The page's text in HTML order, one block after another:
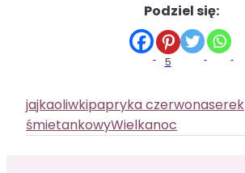
Podziel się:
5
Tagi
wpisu:
jajkaoliwkipapryka czerwonaserek
śmietankowyWielkanoc